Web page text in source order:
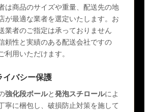
は商品のサイズや重量、配送先の地
が最適な業者を選定いたします。お
業者のご指定は承っておりません
頼性と実績のある配送会社ですの
利用いただけます。
イバシー保護
強化段ボールと発泡スチロールによ
寧に梱包し、破損防止対策を施して